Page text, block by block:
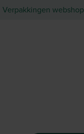
Verpakkingen webshop